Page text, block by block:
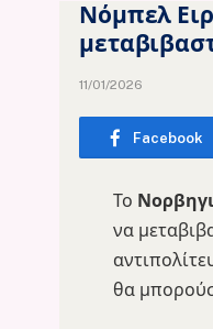
Νόμπελ
11/01/2026
Facebook
Το
να
θα